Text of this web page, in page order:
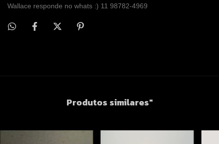
Wallace responde no whats :) 11 98782-4969
Produtos similares"